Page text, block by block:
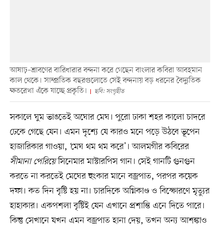
আষাঢ়–শ্রাবণের বারিধারার বন্দনা করে গেছেন বাংলার কবিরা আবহমান
কাল থেকে। সাম্প্রতিক বছরগুলোতে সেই বন্দনায় বড় ধরনের বৈদ্যুতিক
ক্ষতরেখা এঁকে যাচ্ছে প্রকৃতি।
ছবি: সংগৃহীত
সকালে ঘুম ভাঙতেই অঘোর মেঘ। পুরো ঢাকা শহর কালো চাদরে
ঢেকে গেছে যেন। এমন দৃশ্যে যে কারও মনে পড়ে উঠবে ভূপেন
হাজারিকার গাওয়া, ‘মেঘ থম থম করে’। আলমগীর কবিরের
সীমানা পেরিয়েসিনেমার মাস্টারপিস গান। সেই গানটি গুনগুন
করতে না করতেই মেঘের হুংকার মানে বজ্রপাত, পরপর কয়েক
দফা। কত দিন বৃষ্টি হয় না। চারদিকে অগ্নিকাণ্ড ও বিস্ফোরণে মৃত্যুর
হাহাকার। একপশলা বৃষ্টিই যেন এখানে প্রশান্তি এনে দিতে পারে।
কিন্তু সেখানে যখন এমন বজ্রপাত হানা দেয়, তখন অন্য আশঙ্কাও